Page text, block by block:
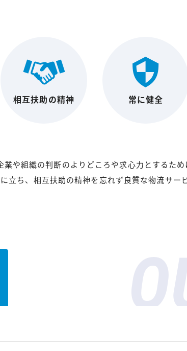
相互扶助の精神 常に健全
業や組織の判断のよりどころや求心力とするため
立ち、相互扶助の精神を忘れず良質な物流サー